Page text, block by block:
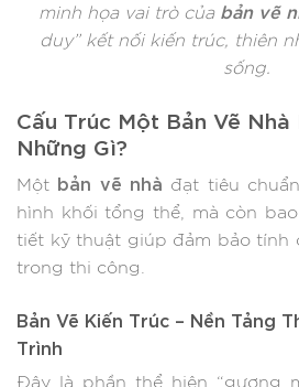
minh họa vai trò của bản vẽ
duy” kết nối kiến trúc, thiên
sống.
Cấu Trúc Một Bản Vẽ Nhà
Những Gì?
Một bản vẽ nhà đạt tiêu
hình khối tổng thể, mà còn
tiết kỹ thuật giúp đảm bảo tính
trong thi công.
Bản Vẽ Kiến Trúc – Nền Tảng
Trình
Đây là phần thể hiện “gương